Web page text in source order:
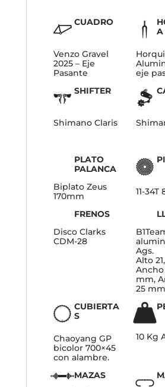
CUADRO
Venzo Gravel
2025 – Eje
Pasante
A
eje
SHIFTER
Shimano Claris
PLATO
PALANCA
Biplato Zeus
170mm
11-34T
FRENOS
Disco Clarks
CDM-28
Ags.
Alto
Ancho
mm,
25
CUBIERTA
S
Chaoyang GP
bicolor 700×45
con alambre.
10 Kg
MAZAS